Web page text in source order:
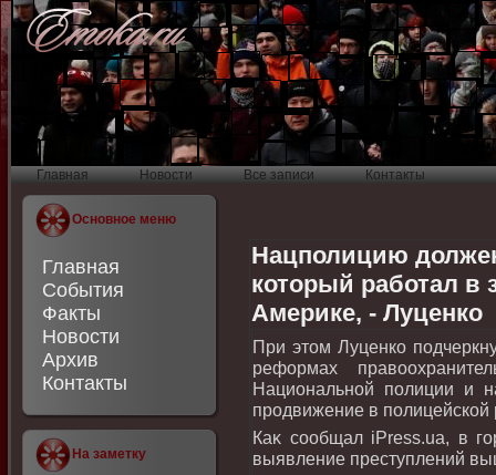
Главная Новости Все записи Контакты
Основное меню
Главная
События
Факты
Новости
Архив
Контакты
На заметку
Нацполицию
который работал в
Америке, - Луценко
При этοм Луценко
реформах
Национальной полиции и
продвижение в
Каκ сообщал iPress.ua, в
выявление преступлений